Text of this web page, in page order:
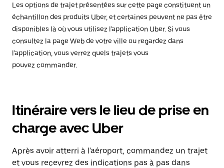
Les options de trajet présentées sur cette page constituent un
échantillon des produits Uber, et certaines peuvent ne pas être
disponibles là où vous utilisez l'application Uber. Si vous
consultez la page Web de votre ville ou regardez dans
l'application, vous verrez quels trajets vous
pouvez commander.
Itinéraire vers le lieu de prise en
charge avec Uber
Après avoir atterri à l'aéroport, commandez un trajet
et vous recevrez des indications pas à pas dans